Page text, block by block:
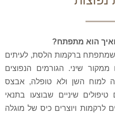
הלסת, לעיתים
הגורמים הנפוצים
ולא טופלה, אבצס
שבוצעו בתנאי
כיס של מוגלה